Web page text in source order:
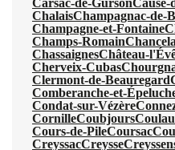
Carsac-de-GursonCause-
ChalaisChampagnac-de-
Champagne-et-Fontaine
Champs-Romain
ChassaignesChâteau-
Cherveix-Cubas
Clermont-de-Beauregard
Comberanche-et-
Condat-sur-Vézère
CornilleCoubjours
Cours-de-PileCoursac
CreyssacCreysse